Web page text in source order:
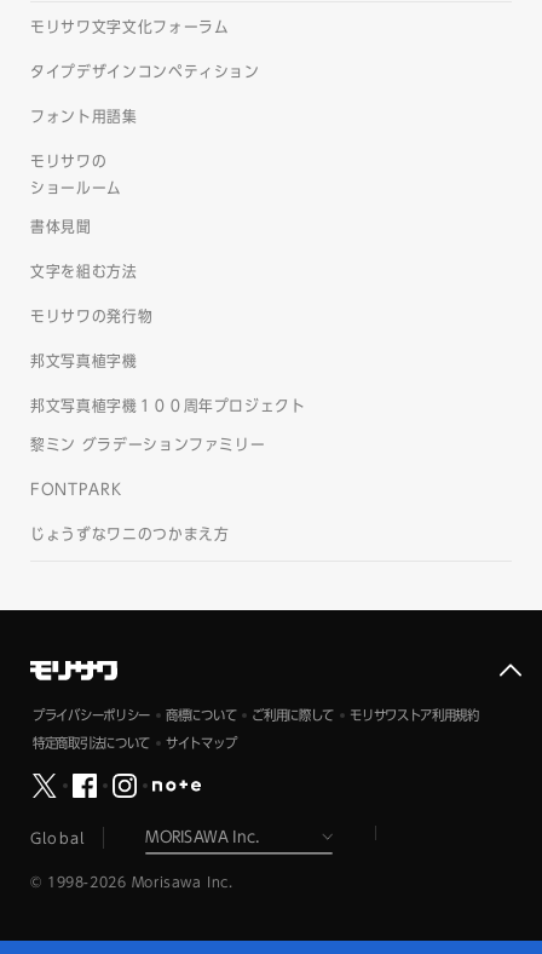
モリサワ文字文化フォーラム
タイプデザインコンペティション
フォント用語集
モリサワの
ショールーム
書体見聞
文字を組む方法
モリサワの発行物
邦文写真植字機
邦文写真植字機１００周年プロジェクト
黎ミン グラデーションファミリー
FONTPARK
じょうずなワニのつかまえ方
プライバシーポリシー 商標について ご利用に際して モリサワストア利用規約
特定商取引法について サイトマップ
Global
© 1998-2026 Morisawa Inc.